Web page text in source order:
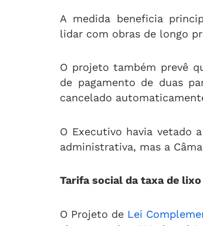
A medida beneficia
lidar com obras de longo
O projeto também prevê
de pagamento de duas
cancelado
O Executivo havia vetado
administrativa, mas a
Tarifa social da taxa de lixo
O Projeto de Lei